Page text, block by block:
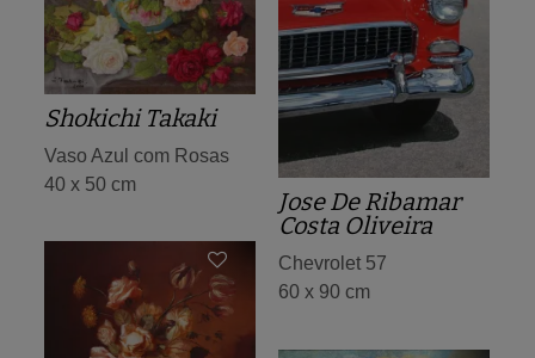
Shokichi Takaki
Vaso Azul com Rosas
40 x 50 cm
Jose De Ribamar
Costa Oliveira
Chevrolet 57
60 x 90 cm